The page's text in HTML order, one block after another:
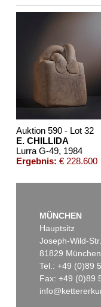
Auktion 590 - Lot 32
E. CHILLIDA
Lurra G-49, 1984
Ergebnis: € 228.600
Auktion 601 - Lot
MÜNCHEN
Hauptsitz
Joseph-Wild-
81829 München
Tel.: +49 (0)89
Fax: +49 (0)89